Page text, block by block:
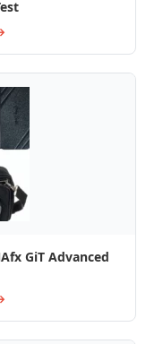
GiT Advanced